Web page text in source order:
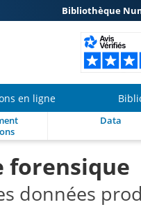
Bibliothèque
en ligne
Data
forensique
données